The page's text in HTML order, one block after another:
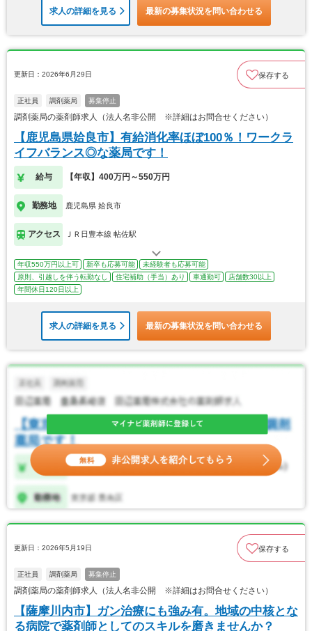
求人の詳細を見る 最新の募集状況を問い合わせる
更新日：2026年6月29日 保存する
正社員 調剤薬局 募集停止
調剤薬局の薬剤師求人（法人名非公開 ※詳細はお問合せください）
【鹿児島県姶良市】有給消化率ほぼ100％！ワークラ
イフバランス◎な薬局です！
給与 【年収】400万円～550万円
勤務地 鹿児島県 姶良市
アクセス ＪＲ日豊本線 帖佐駅
年収550万円以上可 新卒も応募可能
未経験者も応募可能
原則、引越しを伴う転勤なし
住宅補助（手当）あり 車通勤可
店舗数30以上
年間休日120日以上
求人の詳細を見る 最新の募集状況を問い合わせる
更新日：2026年5月19日 保存する
正社員 調剤薬局 募集停止
調剤薬局の薬剤師求人（法人名非公開 ※詳細はお問合せください）
【薩摩川内市】ガン治療にも強み有。地域の中核とな
る病院で薬剤師としてのスキルを磨きませんか？